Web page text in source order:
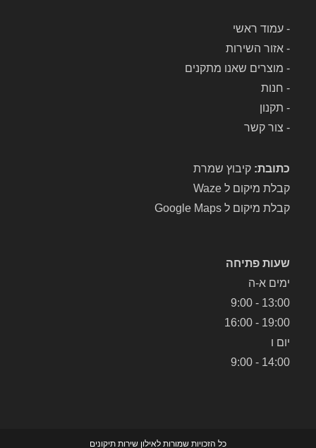
-עמוד ראשי
-אזור השירות
- מוצרים שאנו מתקנים
- חנות
- תקנון
- צור קשר
כתובת: קיבוץ שמרת
קבלת מיקום ל Waze
קבלת מיקום ל Google Maps
שעות פתיחה
ימים א-ה
13:00 - 9:00
19:00 - 16:00
יום ו
14:00 - 9:00
כל הזכויות שמורות לאילון שירות תיקונים